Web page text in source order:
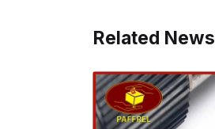
Related News